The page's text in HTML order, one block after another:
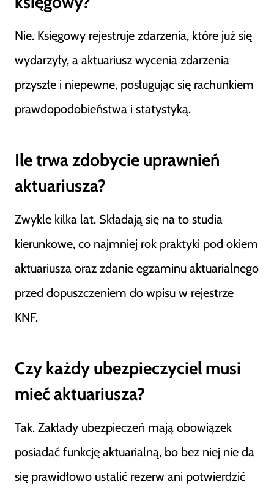
Nie. Księgowy rejestruje zdarzenia, które już się
wydarzyły, a aktuariusz wycenia zdarzenia
przyszłe i niepewne, posługując się rachunkiem
prawdopodobieństwa i statystyką.
Ile trwa zdobycie uprawnień
aktuariusza?
Zwykle kilka lat. Składają się na to studia
kierunkowe, co najmniej rok praktyki pod okiem
aktuariusza oraz zdanie egzaminu aktuarialnego
przed dopuszczeniem do wpisu w rejestrze
KNF.
Czy każdy ubezpieczyciel musi
mieć aktuariusza?
Tak. Zakłady ubezpieczeń mają obowiązek
posiadać funkcję aktuarialną, bo bez niej nie da
się prawidłowo ustalić rezerw ani potwierdzić